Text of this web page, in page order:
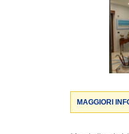
MAGGIORI